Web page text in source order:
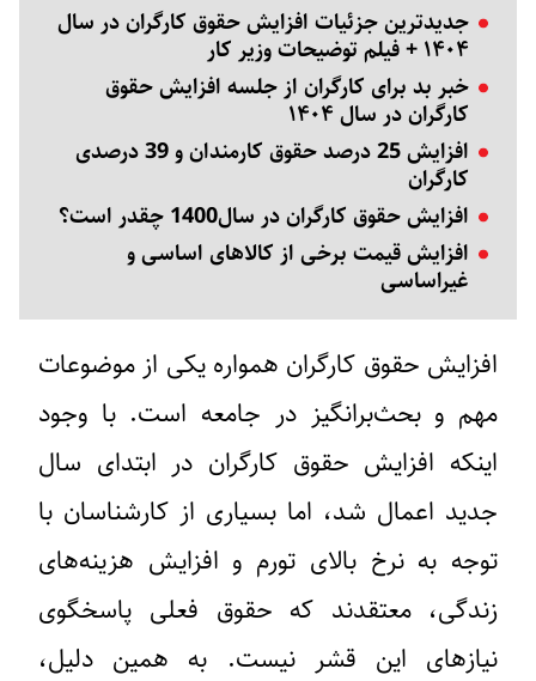
جدیدترین جزئیات افزایش حقوق کارگران در سال
۱۴۰۴ + فیلم توضیحات وزیر کار
خبر بد برای کارگران از جلسه افزایش حقوق
کارگران در سال ۱۴۰۴
افزایش 25 درصد حقوق کارمندان و 39 درصدی
کارگران
افزایش حقوق کارگران در سال1400 چقدر است؟
افزایش قیمت برخی از کالاهای اساسی و
غیراساسی
افزایش حقوق کارگران همواره یکی از موضوعات
مهم و بحث‌برانگیز در جامعه است. با وجود
اینکه افزایش حقوق کارگران در ابتدای سال
جدید اعمال شد، اما بسیاری از کارشناسان با
توجه به نرخ بالای تورم و افزایش هزینه‌های
زندگی، معتقدند که حقوق فعلی پاسخگوی
نیازهای این قشر نیست. به همین دلیل،